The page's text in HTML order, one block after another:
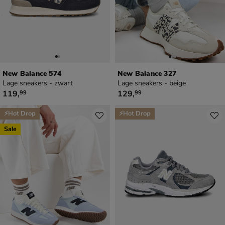
New Balance 574
Lage sneakers - zwart
€ 119,99
119,99
New Balance 327
Lage sneakers - beige
€ 129,99
129,99
⚡Hot Drop
Sale
⚡Hot Drop